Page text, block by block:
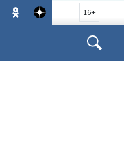
16+